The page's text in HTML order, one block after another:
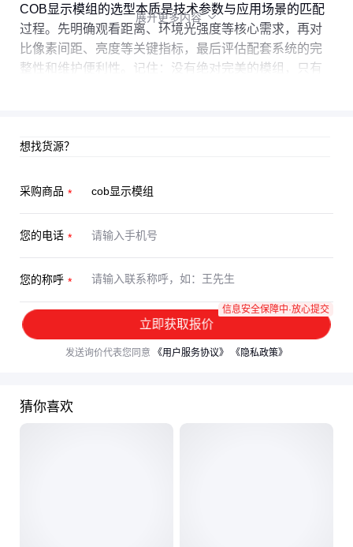
COB显示模组的选型本质是技术参数与应用场景的匹配
过程。先明确观看距离、环境光强度等核心需求，再对
比像素间距、亮度等关键指标，最后评估配套系统的完
整性和维护便利性。记住：没有绝对完美的模组，只有
展开更多内容 
想找货源？
采购商品
您的电话
您的称呼
立即获取报价
信息安全保障中·放心提交
发送询价代表您同意 《用户服务协议》 《隐私政策》
猜你喜欢